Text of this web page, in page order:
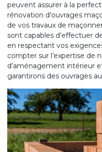
peuvent assurer à la
rénovation d’ouvrages
de vos travaux de
sont capables d’effectuer
en respectant vos
compter sur l’expertise de
d’aménagement intérieur
garantirons des ouvrages